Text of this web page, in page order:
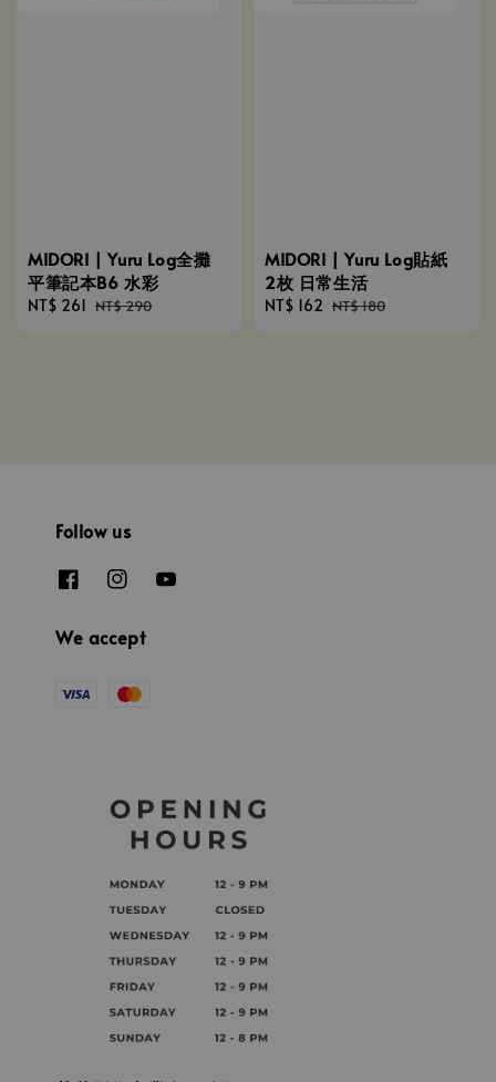
MIDORI | Yuru Log全攤
平筆記本B6 水彩
Sale
NT$ 261 Regular
NT$ 290
MIDORI | Yuru Log貼紙
2枚 日常生活
Sale
NT$ 162 Regular
NT$ 180
Follow us
We accept